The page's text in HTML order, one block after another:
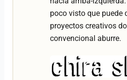
poco visto que puede
proyectos creativos
convencional aburre.